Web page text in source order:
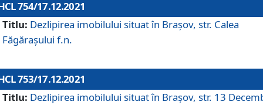
754/17.12.2021
Titlu: Dezlipirea imobilului situat în Brașov, str. Calea
Făgărașului f.n.
753/17.12.2021
Titlu: Dezlipirea imobilului situat în Brașov, str. 13